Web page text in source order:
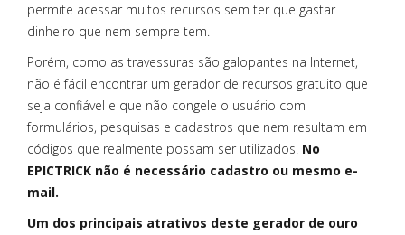
permite acessar muitos recursos sem ter que gastar
dinheiro que nem sempre tem.
Porém, como as travessuras são galopantes na Internet,
não é fácil encontrar um gerador de recursos gratuito que
seja confiável e que não congele o usuário com
formulários, pesquisas e cadastros que nem resultam em
códigos que realmente possam ser utilizados. No
EPICTRICK não é necessário cadastro ou mesmo e-
mail.
Um dos principais atrativos deste gerador de ouro